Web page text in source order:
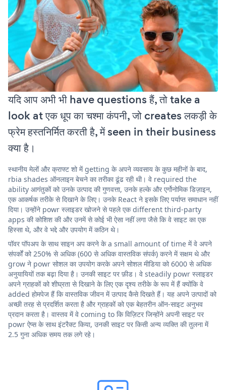
यदि आप अभी भी have questions हैं, तो take a
look at एक धूप का चश्मा कंपनी, जो creates लकड़ी के
फ्रेम हस्तनिर्मित करती है, में seen in their business
क्या है।
स्थानीय मेलों और क्राफ्ट शो में getting के अपने व्यवसाय के कुछ महीनों के बाद,
rbia shades ऑनलाइन बेचने का तरीका ढूंढ रही थी। वे required the
ability आगंतुकों को उनके उत्पाद की गुणवत्ता, उनके हल्के और एर्गोनोमिक डिज़ाइन,
एक आकर्षक तरीके से दिखाने के लिए। उनके React ने इसके लिए पर्याप्त समाधान नहीं
दिया। उन्होंने powr स्लाइडर खोजने से पहले एक different third-party
apps की कोशिश की और उनमें से कोई भी ऐसा नहीं लगा जैसे कि वे साइट का एक
हिस्सा थे, और वे भद्दे और उपयोग में कठिन थे।
पॉवर पॉपअप के साथ साइन अप करने के a small amount of time में वे अपने
संपर्कों को 250% से अधिक (600 से अधिक वास्तविक संपर्क) करने में सक्षम थे और
grow ने powr सोशल का उपयोग करके अपने सोशल मीडिया को 6000 से अधिक
अनुयायियों तक बढ़ा दिया है। उनकी साइट पर फ़ीड। वे steadily powr स्लाइडर
अपने ग्राहकों को शीघ्रता से दिखाने के लिए एक दृश्य तरीके के रूप में हैं क्योंकि वे
added होमपेज हैं कि वास्तविक जीवन में उत्पाद कैसे दिखते हैं। यह अपने उत्पादों को
अच्छी तरह से प्रदर्शित करता है और ग्राहकों को एक बेहतरीन ऑन-साइट अनुभव
प्रदान करता है। वास्तव में वे coming to कि विज़िटर जिन्होंने अपनी साइट पर
powr ऐप्स के साथ इंटरैक्ट किया, उनकी साइट पर किसी अन्य व्यक्ति की तुलना में
2.5 गुना अधिक समय तक लगे रहे।